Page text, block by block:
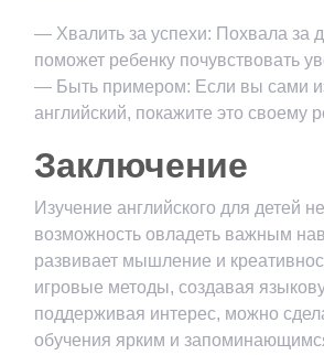
— Хвалить за успехи: Похвала за
поможет ребенку почувствовать
— Быть примером: Если вы сами
английский, покажите это своему
Заключение
Изучение английского для детей
возможность овладеть важным
развивает мышление и
игровые методы, создавая
поддерживая интерес, можно
обучения ярким и